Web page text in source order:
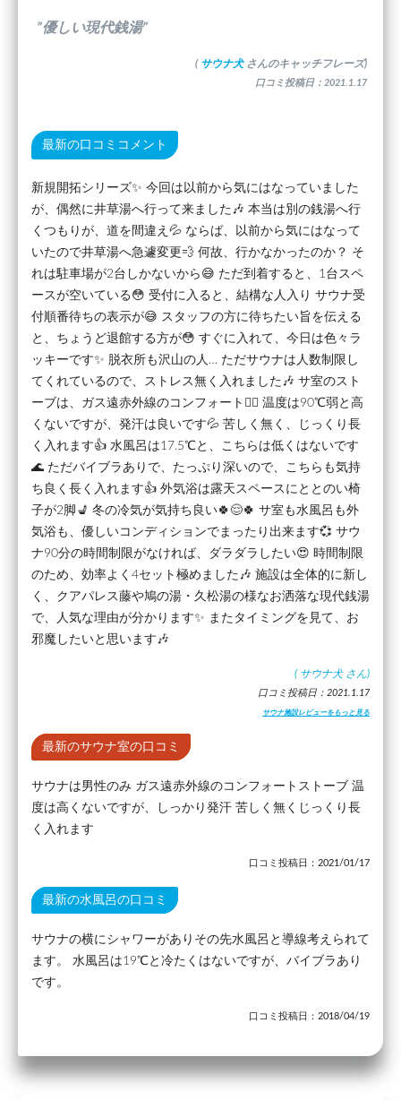
”優しい現代銭湯”
( サウナ犬 さんのキャッチフレーズ)
口コミ投稿日：2021.1.17
最新の口コミコメント
新規開拓シリーズ✨ 今回は以前から気にはなっていました
が、偶然に井草湯へ行って来ました🎶 本当は別の銭湯へ行
くつもりが、道を間違え💦 ならば、以前から気にはなって
いたので井草湯へ急遽変更💨 何故、行かなかったのか？ そ
れは駐車場が2台しかないから😅 ただ到着すると、1台スペ
ースが空いている😳 受付に入ると、結構な人入り サウナ受
付順番待ちの表示が😅 スタッフの方に待ちたい旨を伝える
と、ちょうど退館する方が😳 すぐに入れて、今日は色々ラ
ッキーです✨ 脱衣所も沢山の人… ただサウナは人数制限し
てくれているので、ストレス無く入れました🎶 サ室のスト
ーブは、ガス遠赤外線のコンフォート🧖‍♂️ 温度は90℃弱と高
くないですが、発汗は良いです💦 苦しく無く、じっくり長
く入れます👍 水風呂は17.5℃と、こちらは低くはないです
🌊 ただバイブラありで、たっぷり深いので、こちらも気持
ち良く長く入れます👍 外気浴は露天スペースにととのい椅
子が2脚💺 冬の冷気が気持ち良い🍀😌🍀 サ室も水風呂も外
気浴も、優しいコンディションでまったり出来ます💞 サウ
ナ90分の時間制限がなければ、ダラダラしたい😍 時間制限
のため、効率よく4セット極めました🎶 施設は全体的に新し
く、クアパレス藤や鳩の湯・久松湯の様なお洒落な現代銭湯
で、人気な理由が分かります✨ またタイミングを見て、お
邪魔したいと思います🎶
( サウナ犬 さん)
口コミ投稿日：2021.1.17
サウナ施設レビューをもっと見る
最新のサウナ室の口コミ
サウナは男性のみ ガス遠赤外線のコンフォートストーブ 温
度は高くないですが、しっかり発汗 苦しく無くじっくり長
く入れます
口コミ投稿日：2021/01/17
最新の水風呂の口コミ
サウナの横にシャワーがありその先水風呂と導線考えられて
ます。 水風呂は19℃と冷たくはないですが、バイブラあり
です。
口コミ投稿日：2018/04/19